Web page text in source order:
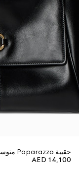
حقيبة Paparazzo متوسطة الحجم ذات مقبض علوي
AED 14,100